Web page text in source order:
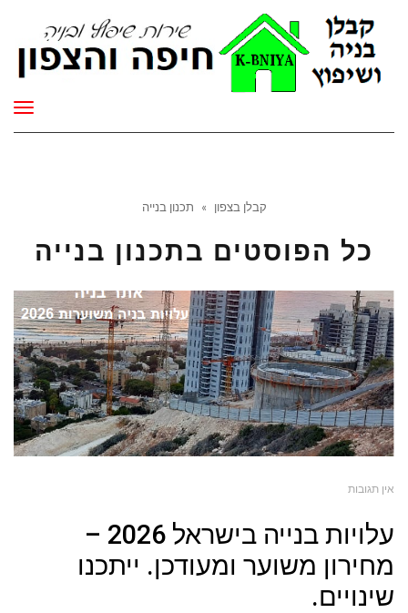
קבלן בצפון » תכנון בנייה
כל הפוסטים בתכנון בנייה
אין תגובות
עלויות בנייה בישראל 2026 –
מחירון משוער ומעודכן. ייתכנו
שינויים.